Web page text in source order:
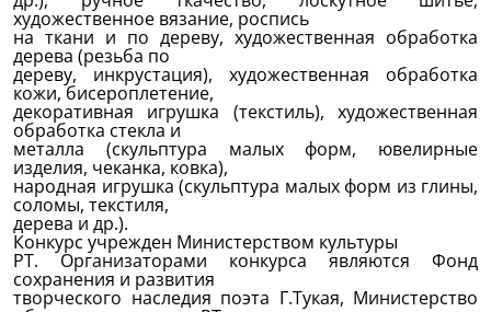
художественное вязание, роспись
на ткани и по дереву, художественная обработка
дерева (резьба по
дереву, инкрустация), художественная обработка
кожи, бисероплетение,
декоративная игрушка (текстиль), художественная
обработка стекла и
металла (скульптура малых форм, ювелирные
изделия, чеканка, ковка),
народная игрушка (скульптура малых форм из глины,
соломы, текстиля,
дерева и др.).
Конкурс учрежден Министерством культуры
РТ. Организаторами конкурса являются Фонд
сохранения и развития
творческого наследия поэта Г.Тукая, Министерство